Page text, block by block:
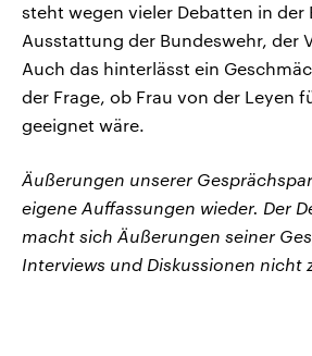
steht wegen vieler Debatten in der
Ausstattung der Bundeswehr, der
Auch das hinterlässt ein
der Frage, ob Frau von der Leyen
geeignet wäre.
Äußerungen unserer
eigene Auffassungen wieder. Der
macht sich Äußerungen seiner
Interviews und Diskussionen nicht